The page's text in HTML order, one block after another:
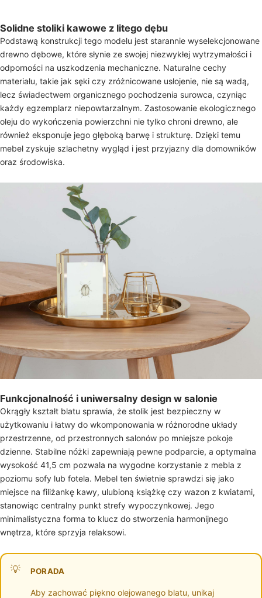
Solidne stoliki kawowe z litego dębu
Podstawą konstrukcji tego modelu jest starannie wyselekcjonowane
drewno dębowe, które słynie ze swojej niezwykłej wytrzymałości i
odporności na uszkodzenia mechaniczne. Naturalne cechy
materiału, takie jak sęki czy zróżnicowane usłojenie, nie są wadą,
lecz świadectwem organicznego pochodzenia surowca, czyniąc
każdy egzemplarz niepowtarzalnym. Zastosowanie ekologicznego
oleju do wykończenia powierzchni nie tylko chroni drewno, ale
również eksponuje jego głęboką barwę i strukturę. Dzięki temu
mebel zyskuje szlachetny wygląd i jest przyjazny dla domowników
oraz środowiska.
Funkcjonalność i uniwersalny design w salonie
Okrągły kształt blatu sprawia, że stolik jest bezpieczny w
użytkowaniu i łatwy do wkomponowania w różnorodne układy
przestrzenne, od przestronnych salonów po mniejsze pokoje
dzienne. Stabilne nóżki zapewniają pewne podparcie, a optymalna
wysokość 41,5 cm pozwala na wygodne korzystanie z mebla z
poziomu sofy lub fotela. Mebel ten świetnie sprawdzi się jako
miejsce na filiżankę kawy, ulubioną książkę czy wazon z kwiatami,
stanowiąc centralny punkt strefy wypoczynkowej. Jego
minimalistyczna forma to klucz do stworzenia harmonijnego
wnętrza, które sprzyja relaksowi.
PORADA
Aby zachować piękno olejowanego blatu, unikaj